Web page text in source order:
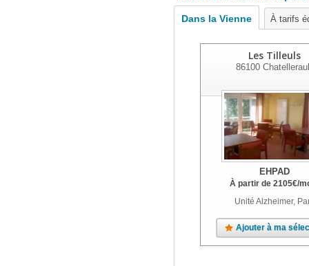
Dans la Vienne À tarifs
Les Tilleuls
86100
EHPAD
À partir de 2105€/
Unité Alzheimer,
Ajouter à ma